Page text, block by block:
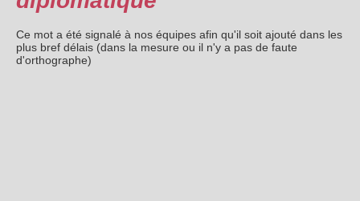
Ce mot a été signalé à nos équipes afin qu'il soit ajouté dans les
plus bref délais (dans la mesure ou il n'y a pas de faute
d'orthographe)